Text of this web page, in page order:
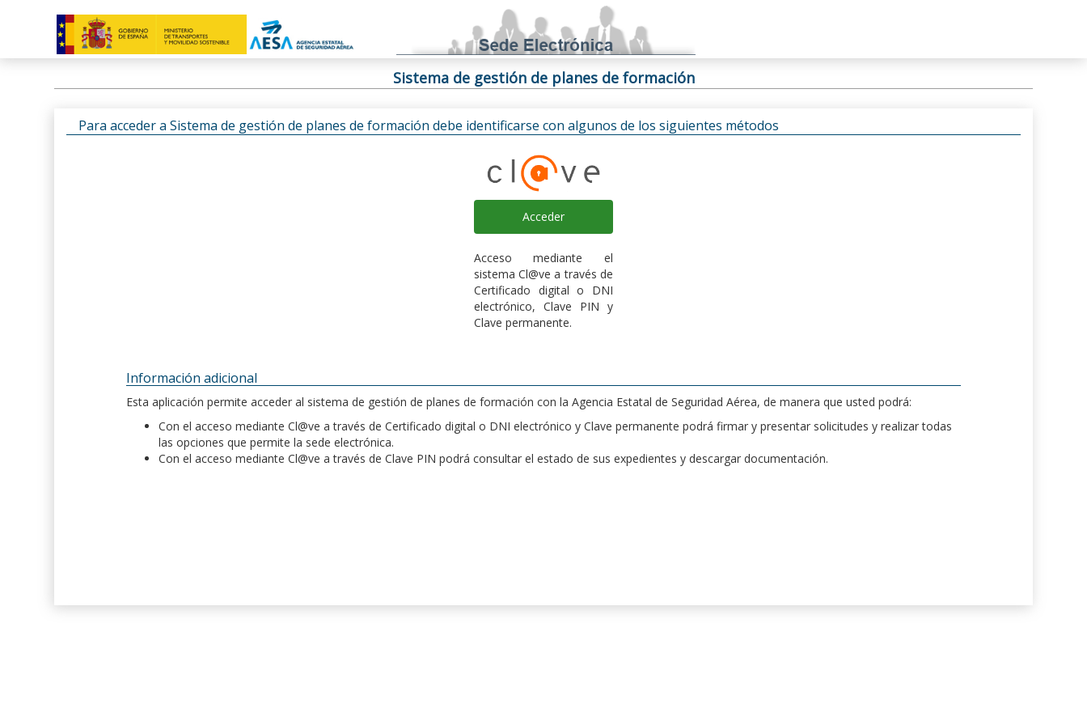
Sistema de gestión de planes de formación
Para acceder a Sistema de gestión de planes de formación debe identificarse con algunos de los siguientes métodos
Acceder
Acceso mediante el
sistema Cl@ve a través de
Certificado digital o DNI
electrónico, Clave PIN y
Clave permanente.
Información adicional
Esta aplicación permite acceder al sistema de gestión de planes de formación con la Agencia Estatal de Seguridad Aérea, de manera que usted podrá:
Con el acceso mediante Cl@ve a través de Certificado digital o DNI electrónico y Clave permanente podrá firmar y presentar solicitudes y realizar todas
las opciones que permite la sede electrónica.
Con el acceso mediante Cl@ve a través de Clave PIN podrá consultar el estado de sus expedientes y descargar documentación.